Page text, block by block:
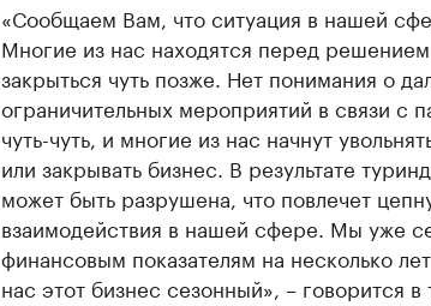
«Сообщаем Вам, что ситуация в нашей
Многие из нас находятся перед
закрыться чуть позже. Нет понимания о
ограничительных мероприятий в связи с
чуть-чуть, и многие из нас начнут
или закрывать бизнес. В результате
может быть разрушена, что повлечет
взаимодействия в нашей сфере. Мы уже
финансовым показателям на несколько
нас этот бизнес сезонный», – говорится в